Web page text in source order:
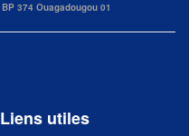
BP 374 Ouagadougou 01
Liens utiles